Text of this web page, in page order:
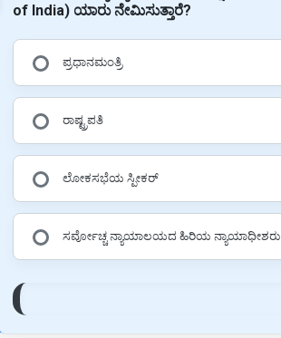
of India) ಯಾರು ನೇಮಿಸುತ್ತಾರೆ?
ಪ್ರಧಾನಮಂತ್ರಿ
ರಾಷ್ಟ್ರಪತಿ
ಲೋಕಸಭೆಯ ಸ್ಪೀಕರ್
ಸರ್ವೋಚ್ಚ ನ್ಯಾಯಾಲಯದ ಹಿರಿಯ ನ್ಯಾಯಾಧೀಶರು